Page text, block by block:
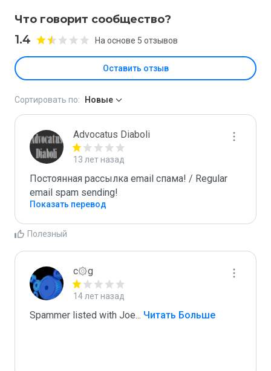
Что говорит сообщество?
1.4 На основе 5 отзывов
Оставить отзыв
Сортировать по: Новые
Advocatus Diaboli
13 лет назад
Постоянная рассылка email спама! / Regular
email spam sending!
Показать перевод
Полезный
c۞g
14 лет назад
Spammer listed with Joe... Читать Больше